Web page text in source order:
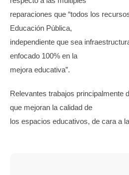
reparaciones que “todos los
Educación Pública,
independiente que sea
enfocado 100% en la
mejora educativa”.
Relevantes trabajos principalmente
que mejoran la calidad de
los espacios educativos, de cara a